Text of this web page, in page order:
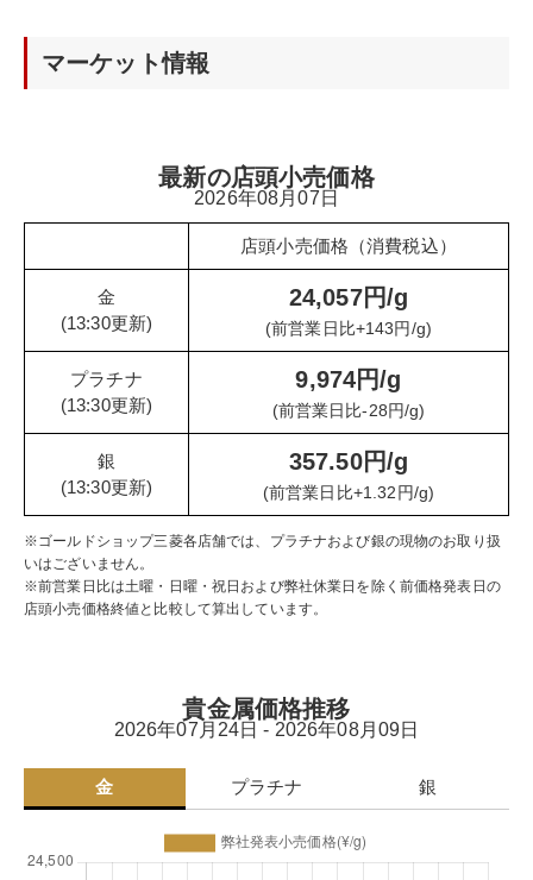
マーケット情報
最新の店頭小売価格
2026年08月07日
店頭小売価格（消費税込）
金
(13:30更新)
24,057円/g
(前営業日比+143円/g)
プラチナ
(13:30更新)
9,974円/g
(前営業日比-28円/g)
銀
(13:30更新)
357.50円/g
(前営業日比+1.32円/g)
※ゴールドショップ三菱各店舗では、プラチナおよび銀の現物のお取り扱
いはございません。
※前営業日比は土曜・日曜・祝日および弊社休業日を除く前価格発表日の
店頭小売価格終値と比較して算出しています。
貴金属価格推移
2026年07月24日 - 2026年08月09日
金 プラチナ 銀